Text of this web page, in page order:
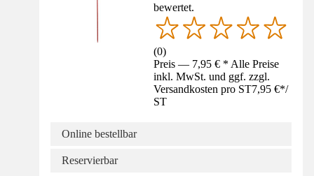
bewertet.
(0)
Preis — 7,95 € * Alle Preise
inkl. MwSt. und ggf. zzgl.
Versandkosten pro ST7,95 €*/
ST
Online bestellbar
Reservierbar